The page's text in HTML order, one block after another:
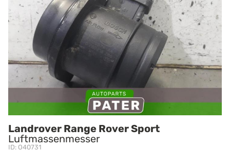
Landrover Range Rover Sport
Luftmassenmesser
ID: O40731